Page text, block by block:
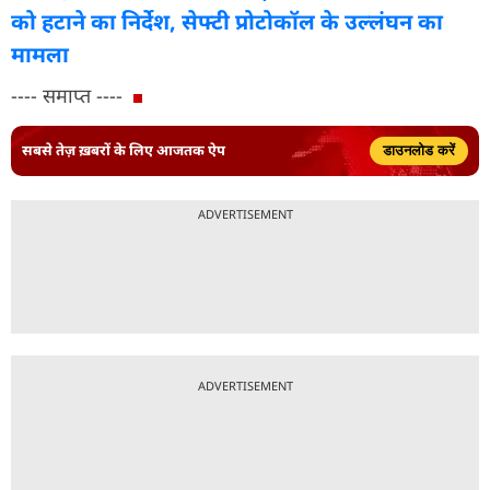
को हटाने का निर्देश, सेफ्टी प्रोटोकॉल के उल्लंघन का
मामला
---- समाप्त ----
सबसे तेज़ ख़बरों के लिए आजतक ऐप डाउनलोड करें
ADVERTISEMENT
ADVERTISEMENT